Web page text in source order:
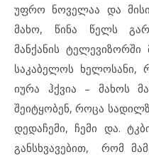
უფრო ნოველაა და
მახო, წინა წელს
მანქანის
საკაბელოს ხელოსანი,
იურა ჰქვია – მახოს
შეიტყობენ, როცა
დედაჩემი, ჩემი და.
განსხვავებით, რომ